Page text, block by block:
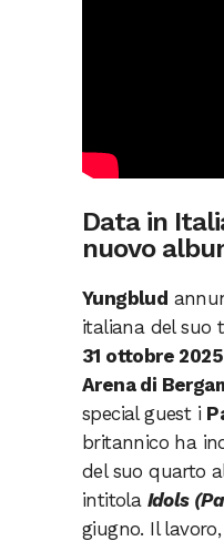
Data in
nuovo
Yungblud
italiana del
31 ottobre
Arena di
special guest i
britannico ha
del suo quarto
intitola Idols
giugno. Il